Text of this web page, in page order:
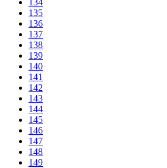
134
135
136
137
138
139
140
141
142
143
144
145
146
147
148
149